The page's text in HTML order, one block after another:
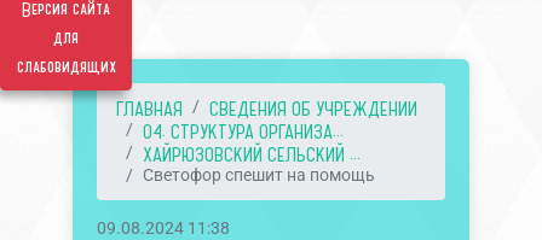
Версия сайта
для
слабовидящих
ГЛАВНАЯ
СВЕДЕНИЯ ОБ УЧРЕЖДЕНИИ
04. СТРУКТУРА ОРГАНИЗА...
ХАЙРЮЗОВСКИЙ СЕЛЬСКИЙ ...
Светофор спешит на помощь
09.08.2024 11:38